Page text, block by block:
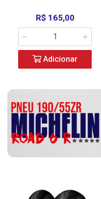
R$ 165,00
Adicionar